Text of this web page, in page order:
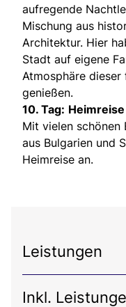
aufregende
Mischung aus
Architektur. Hier
Stadt auf eigene
Atmosphäre
genießen.
10. Tag: Heimreise
Mit vielen schönen
aus Bulgarien und
Heimreise an.
Leistungen
Inkl.